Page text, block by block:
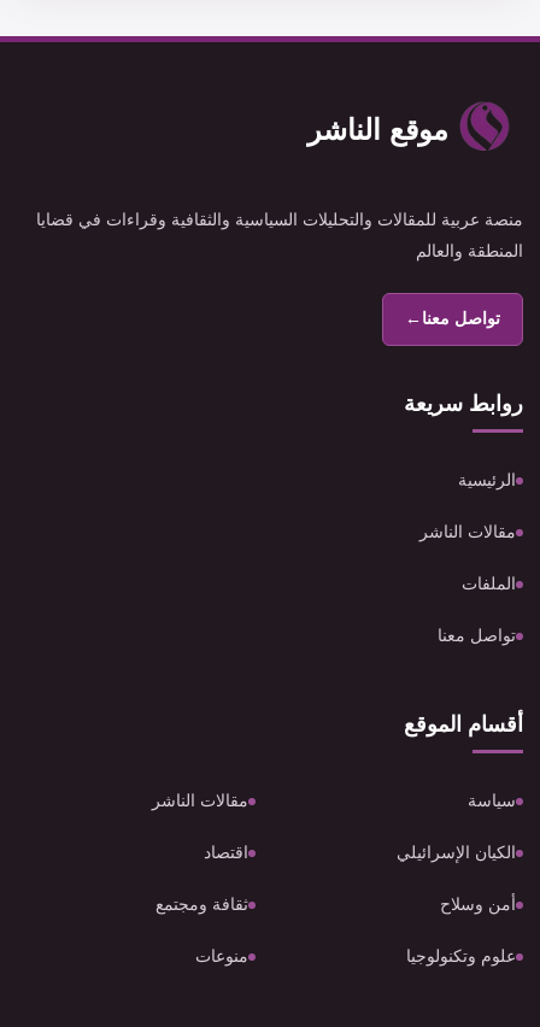
موقع الناشر
منصة عربية للمقالات والتحليلات السياسية والثقافية وقراءات في قضايا
المنطقة والعالم
تواصل معنا←
روابط سريعة
الرئيسية
مقالات الناشر
الملفات
تواصل معنا
أقسام الموقع
سياسة مقالات الناشر
الكيان الإسرائيلي اقتصاد
أمن وسلاح ثقافة ومجتمع
علوم وتكنولوجيا منوعات